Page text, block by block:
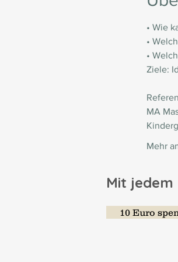
• Wie
•
•
Ziele:
MA
Mehr
Mit
10 Euro